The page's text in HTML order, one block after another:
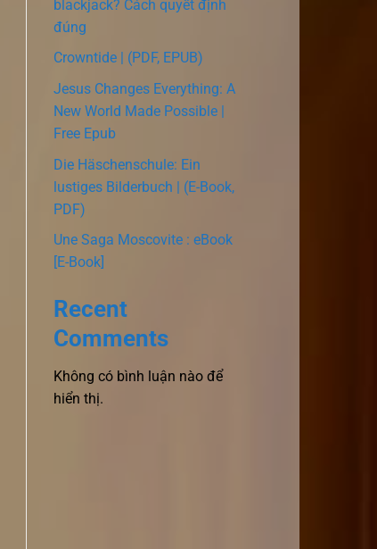
blackjack? Cách quyết định
đúng
Crowntide | (PDF, EPUB)
Jesus Changes Everything: A
New World Made Possible |
Free Epub
Die Häschenschule: Ein
lustiges Bilderbuch | (E-Book,
PDF)
Une Saga Moscovite : eBook
[E-Book]
Recent
Comments
Không có bình luận nào để
hiển thị.